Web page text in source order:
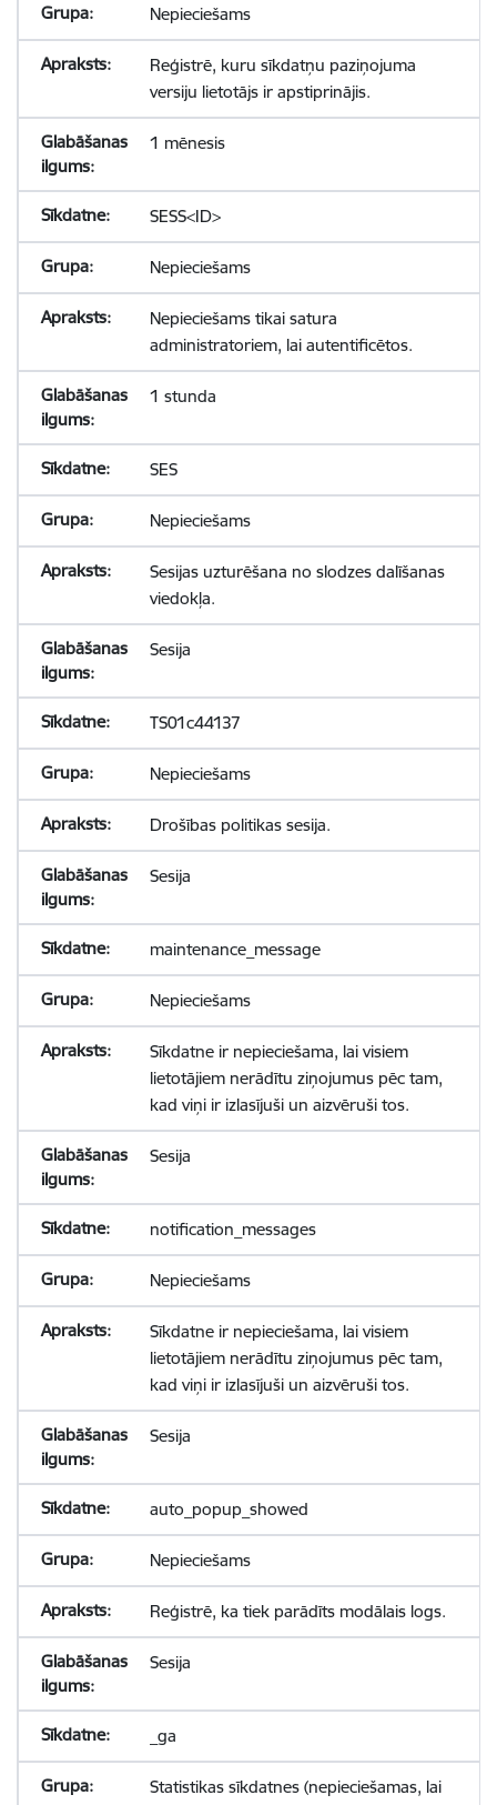
Nepieciešams
Reģistrē, kuru sīkdatņu paziņojuma
versiju lietotājs ir apstiprinājis.
1 mēnesis
SESS<ID>
Nepieciešams
Nepieciešams tikai satura
administratoriem, lai autentificētos.
1 stunda
SES
Nepieciešams
Sesijas uzturēšana no slodzes dalīšanas
viedokļa.
Sesija
TS01c44137
Nepieciešams
Drošības politikas sesija.
Sesija
maintenance_message
Nepieciešams
Sīkdatne ir nepieciešama, lai visiem
lietotājiem nerādītu ziņojumus pēc tam,
kad viņi ir izlasījuši un aizvēruši tos.
Sesija
notification_messages
Nepieciešams
Sīkdatne ir nepieciešama, lai visiem
lietotājiem nerādītu ziņojumus pēc tam,
kad viņi ir izlasījuši un aizvēruši tos.
Sesija
auto_popup_showed
Nepieciešams
Reģistrē, ka tiek parādīts modālais logs.
Sesija
_ga
Statistikas sīkdatnes (nepieciešamas, lai